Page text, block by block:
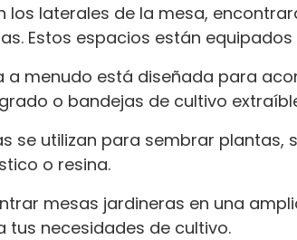
los laterales de la mesa,
Estos espacios están
a menudo está diseñada para
o bandejas de cultivo
se utilizan para sembrar
o resina.
mesas jardineras en una
necesidades de cultivo.